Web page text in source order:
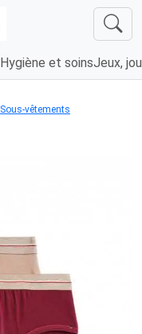
Hygiène et soinsJeux,
Sous-vêtements